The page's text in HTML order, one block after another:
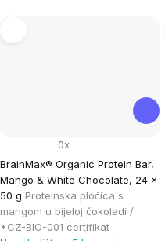
BrainMax® Organic Protein Bar,
Mango & White Chocolate, 24 x
50 g Proteinska pločica s
mangom u bijeloj čokoladi /
*CZ-BIO-001 certifikat
0x